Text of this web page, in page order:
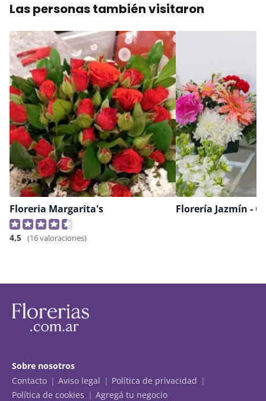
Las personas también visitaron
Floreria Margarita's
4,5 (16 valoraciones)
Sobre nosotros
Contacto
Aviso legal
Política de privacidad
Política de cookies
Agregá tu negocio